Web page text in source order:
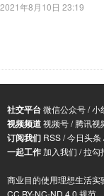
年8月10日 23:19
社交平台微信公众号/小
视频频道视频号/腾讯视
订阅我们 RSS/今日头条
一起工作加入我们 /拉勾
商业目的使用理想生活
CC BY-NC-ND 4.0 规范